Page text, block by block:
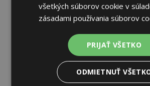
Na sklade 7 ks-K odberu na predajni
K odberu na17 pobočkách
ks
všetkých súborov cookie v
zásadami používania súborov
PRIJAŤ VŠETKO
ODMIETNUŤ